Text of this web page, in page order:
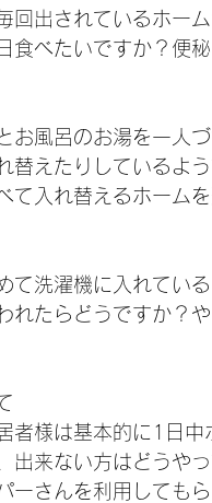
出されているホー
べたいですか？便秘
風呂のお湯を一人
えたりしているよ
入れ替えるホームを
洗濯機に入れてい
たらどうですか？
様は基本的に1日中
来ない方はどうやっ
さんを利用しても